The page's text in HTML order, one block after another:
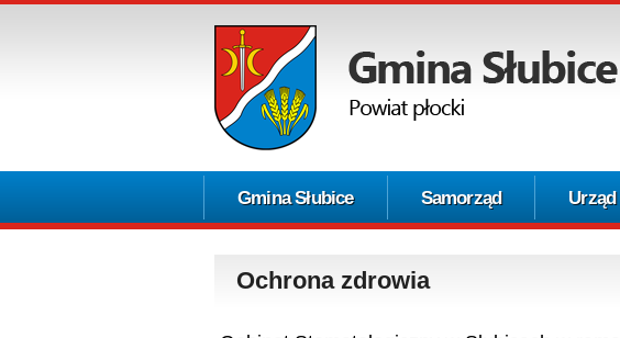
Gmina Słubice Samorząd
Ochrona zdrowia